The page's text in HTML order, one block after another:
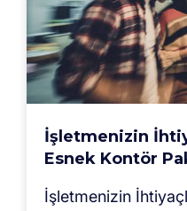
İşletmenizin
Esnek Kontör
İşletmenizin